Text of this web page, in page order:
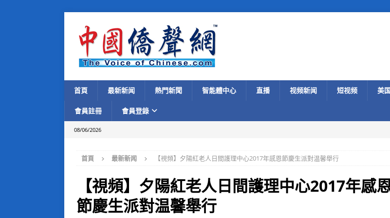
首頁 最新新闻 熱門新聞 智能體中心 直播 视频新闻 短视频 美
會員註冊 會員登錄
08/06/2026
首頁 最新新闻 【視頻】夕陽紅老人日間護理中心2017年感恩節慶生派對温馨舉行
【視頻】夕陽紅老人日間護理中心2017年感
節慶生派對温馨舉行